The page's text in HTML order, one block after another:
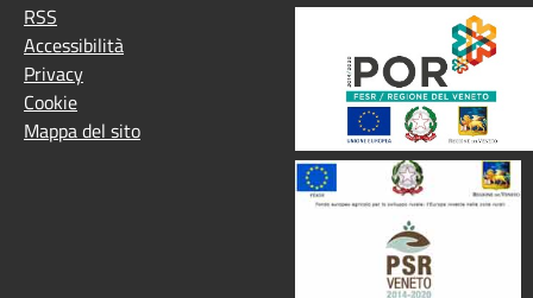
RSS
Accessibilità
Privacy
Cookie
Mappa del sito